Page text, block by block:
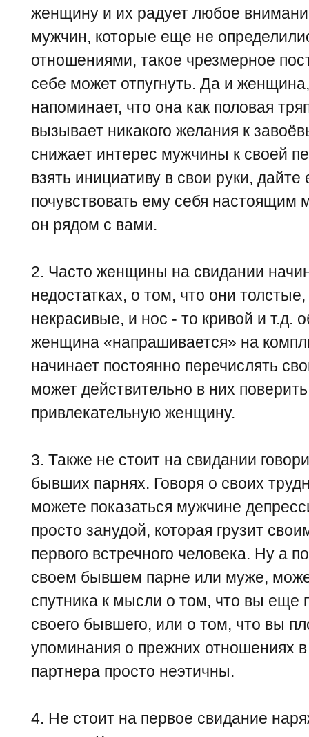
женщину и их радует любое
мужчин, которые еще не
отношениями, такое чрезмерное
себе может отпугнуть. Да и
напоминает, что она как половая
вызывает никакого желания к
снижает интерес мужчины к своей
взять инициативу в свои руки,
почувствовать ему себя настоящим
он рядом с вами.
2. Часто женщины на свидании
недостатках, о том, что они
некрасивые, и нос - то кривой и т.д.
женщина «напрашивается» на
начинает постоянно перечислять
может действительно в них
привлекательную женщину.
3. Также не стоит на свидании
бывших парнях. Говоря о своих
можете показаться мужчине
просто занудой, которая грузит
первого встречного человека. Ну а
своем бывшем парне или муже,
спутника к мысли о том, что вы
своего бывшего, или о том, что вы
упоминания о прежних отношениях
партнера просто неэтичны.
4. Не стоит на первое свидание